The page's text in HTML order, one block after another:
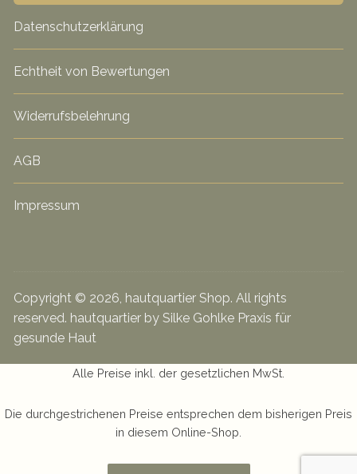
Datenschutzerklärung
Echtheit von Bewertungen
Widerrufsbelehrung
AGB
Impressum
Copyright © 2026, hautquartier Shop. All rights
reserved. hautquartier by Silke Gohlke Praxis für
gesunde Haut
Alle Preise inkl. der gesetzlichen MwSt.
Die durchgestrichenen Preise entsprechen dem bisherigen Preis
in diesem Online-Shop.